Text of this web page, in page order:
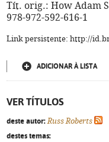
Tít. orig.: How Adam
978-972-592-616-1
Link persistente: http://
ADICIONAR À LISTA
VER TÍTULOS
deste autor: Russ Roberts
destes temas: